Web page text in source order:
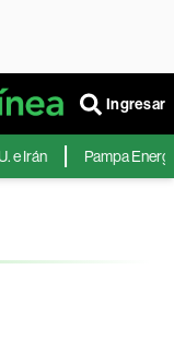
Ingresar
Pampa Energía duplica